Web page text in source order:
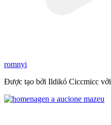
romnyi
Được tạo bởi Ildikó Ciccmicc với